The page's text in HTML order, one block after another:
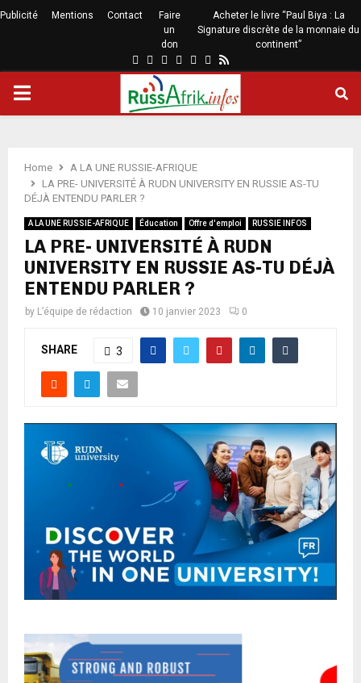
Publicité Mentions Contact
Faire
un
don
Acheter le livre “Paul Biya : La
Signature discrète de la monnaie du
continent”
Home
A LA UNE RUSSIE-AFRIQUE
LA PRE- UNIVERSITÉ À RUDN UNIVERSITY EN RUSSIE AS-TU
DÉJÀ ENTENDU PARLER ?
A LA UNE RUSSIE-AFRIQUE Éducation Offre d'emploi RUSSIE INFOS
LA PRE- UNIVERSITÉ À RUDN
UNIVERSITY EN RUSSIE AS-TU DÉJÀ
ENTENDU PARLER ?
by L’équipe de rédaction 10 janvier 2023 0
SHARE 3